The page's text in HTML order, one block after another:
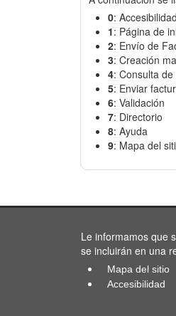
0: Accesibilidad
1: Página de
2: Envío de
3: Creación
4: Consulta
5: Enviar
6: Validación
7: Directorio
8: Ayuda
9: Mapa del
Le informamos que
se incluirán en una
Mapa del sitio
Accesibilidad